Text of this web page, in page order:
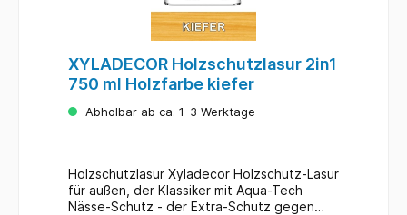
XYLADECOR Holzschutzlasur 2in1
750 ml Holzfarbe kiefer
Abholbar ab ca. 1-3 Werktage
Holzschutzlasur Xyladecor Holzschutz-Lasur
für außen, der Klassiker mit Aqua-Tech
Nässe-Schutz - der Extra-Schutz gegen